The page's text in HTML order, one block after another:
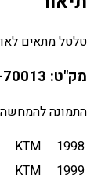
T
/
H
S
/
H
טלטל מתאים
מק"ט: RX-70013
התמונה
1998
KTM
1999
KTM